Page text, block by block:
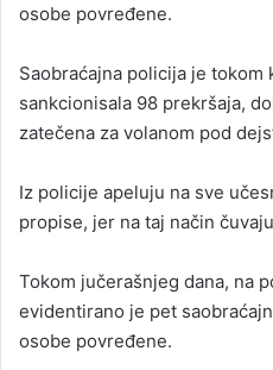
osobe povređene.
Saobraćajna policija je tokom
sankcionisala 98 prekršaja,
zatečena za volanom pod
Iz policije apeluju na sve
propise, jer na taj način
Tokom jučerašnjeg dana, na
evidentirano je pet
osobe povređene.